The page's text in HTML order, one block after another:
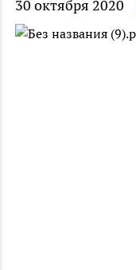
30 октября 2020